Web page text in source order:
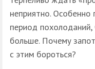
неприятно.
период
больше. Почему
с этим бороться?